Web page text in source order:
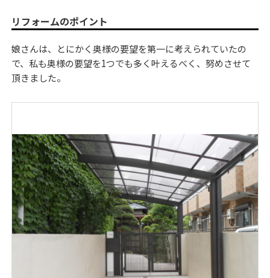
リフォームのポイント
娘さんは、とにかく奥様の要望を第一に考えられていたの
で、私も奥様の要望を1つでも多く叶えるべく、努めさせて
頂きました。